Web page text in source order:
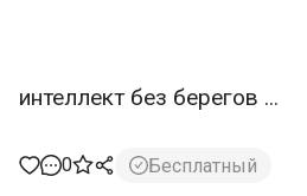
интеллект без берегов ...
0 Бесплатный